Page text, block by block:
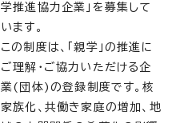
学推進協力企業」を募集して
います。
この制度は、「親学」の推進に
ご理解・ご協力いただける企
業(団体)の登録制度です。核
家族化、共働き家庭の増加、地